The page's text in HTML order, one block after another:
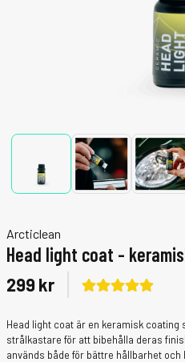
Arcticlean
Head light coat -
299 kr
Head light coat är en keramisk coating
strålkastare för att bibehålla deras
används både för bättre hållbarhet